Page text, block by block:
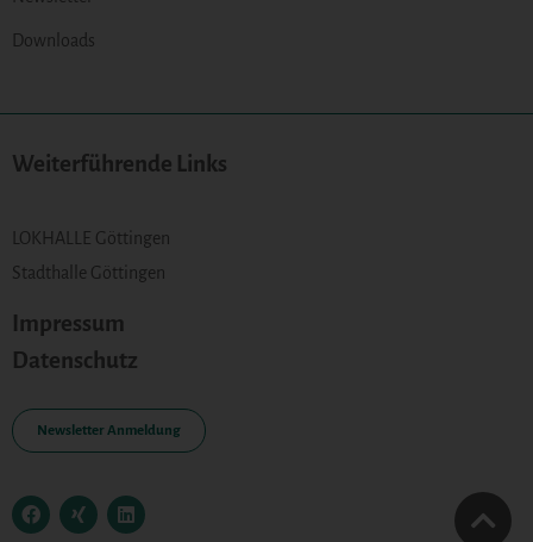
Downloads
Weiterführende Links
LOKHALLE Göttingen
Stadthalle Göttingen
Impressum
Datenschutz
Newsletter Anmeldung